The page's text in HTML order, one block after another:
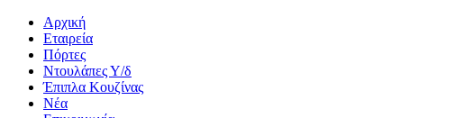
Αρχική
Εταιρεία
Πόρτες
Ντουλάπες Υ/δ
Έπιπλα Κουζίνας
Νέα